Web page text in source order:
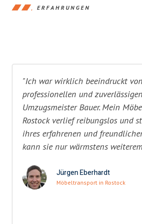
ERFAHRUNGEN
"Ich war wirklich beeindruckt
professionellen und
Umzugsmeister Bauer. Mein
Rostock verlief reibungslos und
ihres erfahrenen und
kann sie nur wärmstens
Jürgen Eberhardt
Möbeltransport in Rostock